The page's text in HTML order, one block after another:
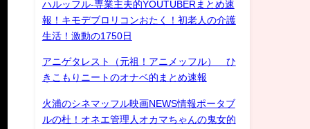
ハルッフル-専業主夫的YOUTUBERまとめ速
報！キモデブロリコンおたく！初老人の介護
生活！激動の1750日
アニゲタレスト（元祖！アニメッフル） ひ
きこもりニートのオナベ的まとめ速報
火浦のシネマッフル映画NEWS情報ポータブ
ルの杜！オネエ管理人オカマちゃんの鬼女的